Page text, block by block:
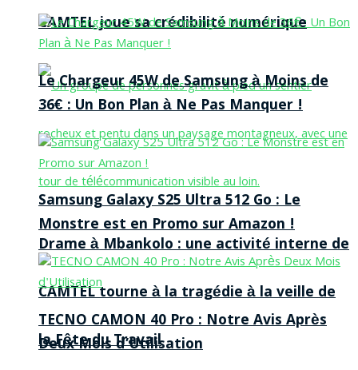
CAMTEL joue sa crédibilité numérique
Drame à Mbankolo : une activité interne de
CAMTEL tourne à la tragédie à la veille de
la Fête du Travail
Le Chargeur 45W de Samsung à Moins de
36€ : Un Bon Plan à Ne Pas Manquer !
Samsung Galaxy S25 Ultra 512 Go : Le
Monstre est en Promo sur Amazon !
TECNO CAMON 40 Pro : Notre Avis Après
Deux Mois d’Utilisation